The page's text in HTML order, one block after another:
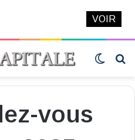
Switch
vous
VOIR